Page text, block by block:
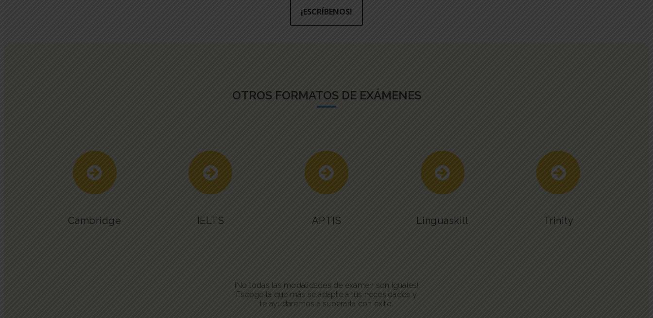
¡ESCRÍBENOS!
OTROS FORMATOS DE EXÁMENES
Cambridge IELTS APTIS Linguaskill Trinity
¡No todas las modalidades de examen son iguales!
Escoge la que más se adapte a tus necesidades y
te ayudaremos a superarla con éxito.